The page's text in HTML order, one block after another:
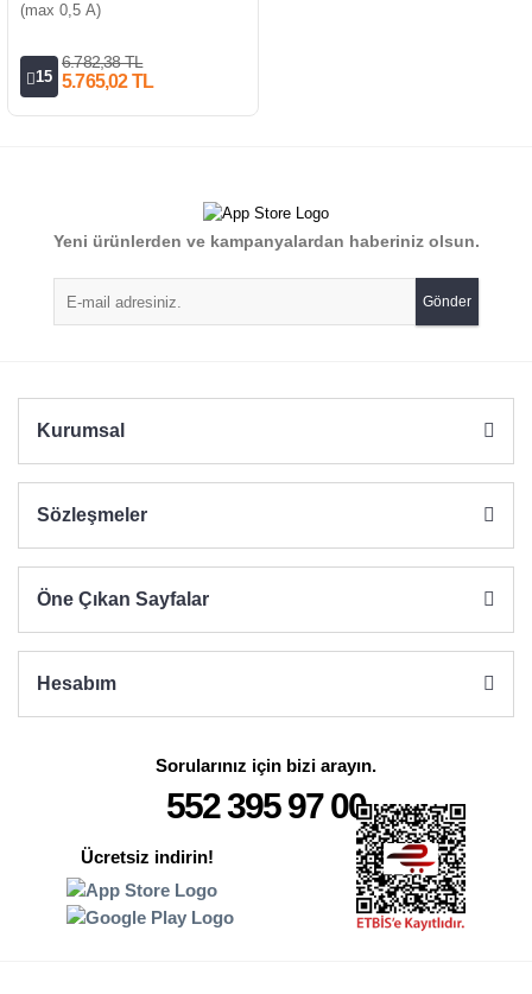
(max 0,5 A)
15
6.782,38 TL
5.765,02 TL
Yeni ürünlerden ve kampanyalardan haberiniz olsun.
Gönder
Kurumsal
Sözleşmeler
Öne Çıkan Sayfalar
Hesabım
Sorularınız için bizi arayın.
552 395 97 00
Ücretsiz indirin!